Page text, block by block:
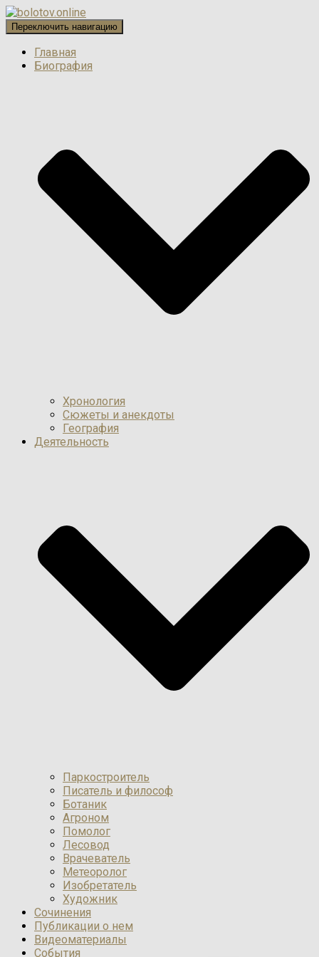
Переключить навигацию
Главная
Биография
Хронология
Сюжеты и анекдоты
География
Деятельность
Паркостроитель
Писатель и философ
Ботаник
Агроном
Помолог
Лесовод
Врачеватель
Метеоролог
Изобретатель
Художник
Сочинения
Публикации о нем
Видеоматериалы
События